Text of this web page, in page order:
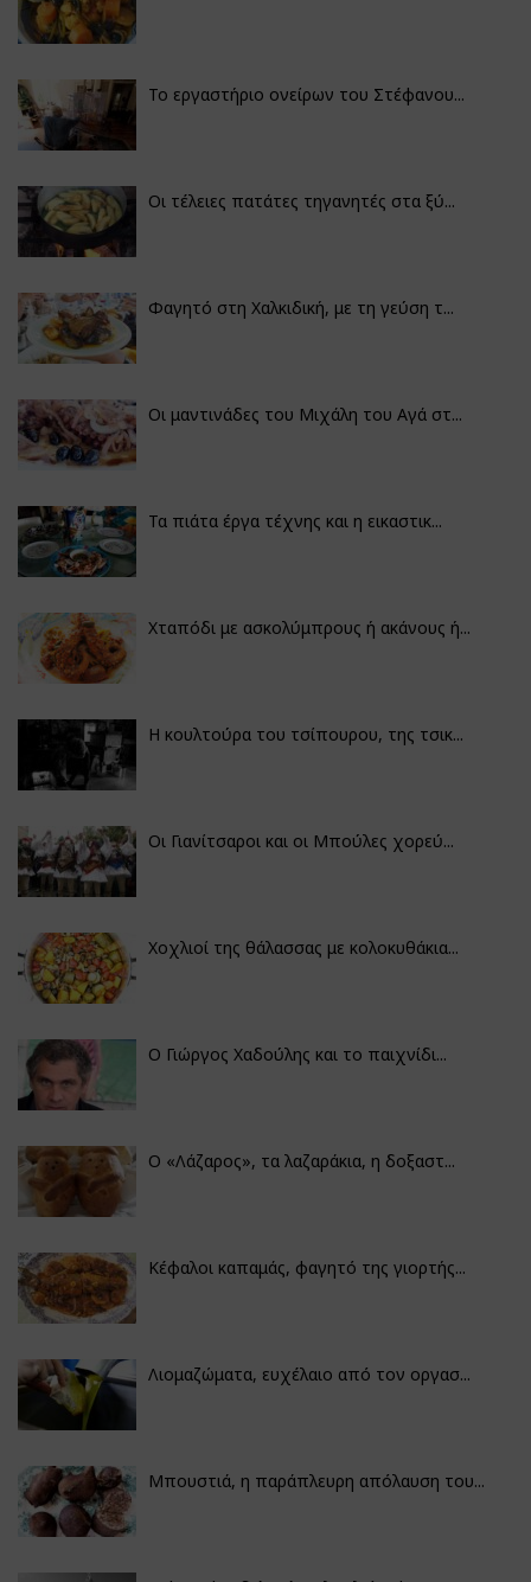
Το εργαστήριο ονείρων του Στέφανου...
Οι τέλειες πατάτες τηγανητές στα ξύ...
Φαγητό στη Χαλκιδική, με τη γεύση τ...
Οι μαντινάδες του Μιχάλη του Αγά στ...
Τα πιάτα έργα τέχνης και η εικαστικ...
Χταπόδι με ασκολύμπρους ή ακάνους ή...
Η κουλτούρα του τσίπουρου, της τσικ...
Οι Γιανίτσαροι και οι Μπούλες χορεύ...
Χοχλιοί της θάλασσας με κολοκυθάκια...
Ο Γιώργος Χαδούλης και το παιχνίδι...
Ο «Λάζαρος», τα λαζαράκια, η δοξαστ...
Κέφαλοι καπαμάς, φαγητό της γιορτής...
Λιομαζώματα, ευχέλαιο από τον οργασ...
Μπουστιά, η παράπλευρη απόλαυση του...